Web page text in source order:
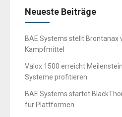
Neueste Beiträge
BAE Systems stellt Brontanax
Kampfmittel
Valox 1500 erreicht
Systeme profitieren
BAE Systems startet
für Plattformen